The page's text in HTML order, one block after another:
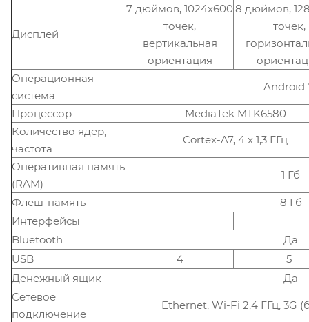
Дисплей
7 дюймов, 1024х600
точек,
вертикальная
ориентация
8 дюймов,
точек,
Операционная
система
Android
Процессор
MediaTek MTK6580
Количество ядер,
частота
Cortex-A7, 4 х 1,3 ГГц
Оперативная память
(RAM)
1 Гб
Флеш-память
8 Гб
Интерфейсы
Bluetooth
Да
USB
4
5
Денежный ящик
Да
Сетевое
подключение
Ethernet, Wi-Fi 2,4 ГГц, 3G